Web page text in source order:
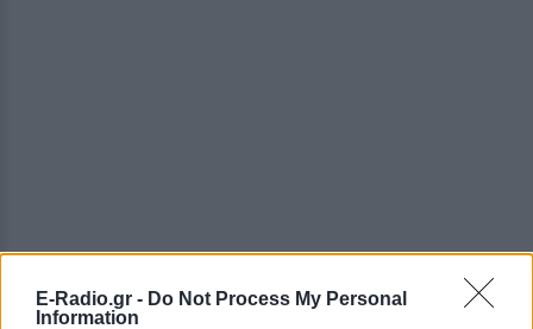
E-Radio.gr - Do Not Process My Personal
Information